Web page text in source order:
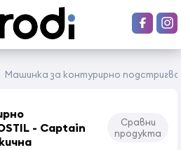
Машинка за контурирно
- Captain
Сравни
продукта